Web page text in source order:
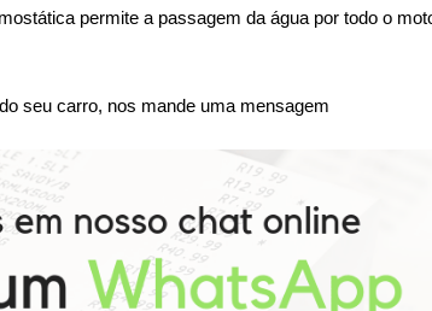
permite a passagem da água por todo o
seu carro, nos mande uma mensagem